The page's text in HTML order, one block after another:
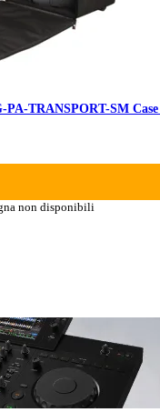
PA-TRANSPORT-SM
non disponibili